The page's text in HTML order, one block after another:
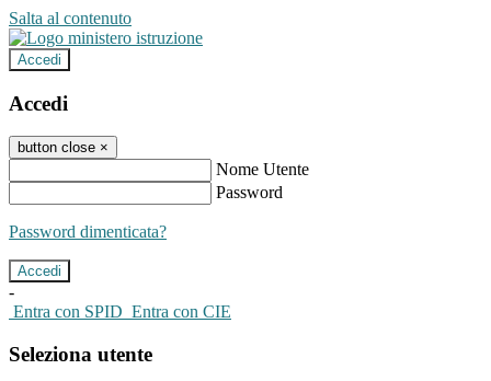
Salta al contenuto
Accedi
Accedi
button close ×
Nome Utente
Password
Password dimenticata?
-
Entra con SPID Entra con CIE
Seleziona utente